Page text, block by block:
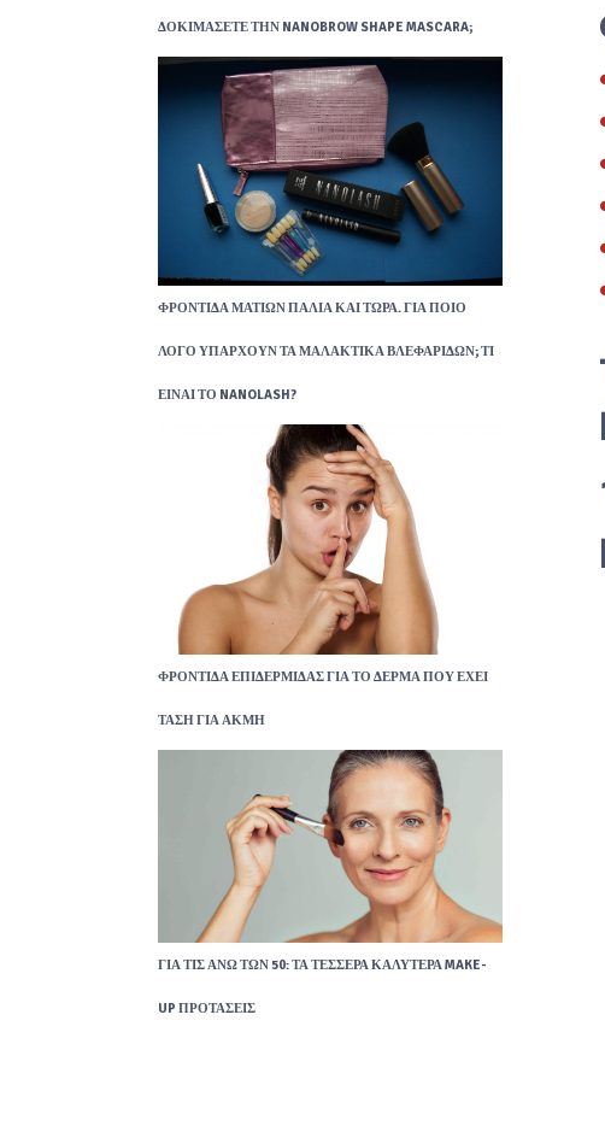
ΔΟΚΙΜΆΣΕΤΕ ΤΗΝ NANOBROW SHAPE MASCARA;
ΦΡΟΝΤΊΔΑ ΜΑΤΙΏΝ ΠΑΛΙΆ ΚΑΙ ΤΏΡΑ. ΓΙΑ ΠΟΙΟ
ΛΌΓΟ ΥΠΆΡΧΟΥΝ ΤΑ ΜΑΛΑΚΤΙΚΆ ΒΛΕΦΑΡΊΔΩΝ; ΤΙ
ΕΊΝΑΙ ΤΟ NANOLASH?
ΦΡΟΝΤΊΔΑ ΕΠΙΔΕΡΜΊΔΑΣ ΓΙΑ ΤΟ ΔΈΡΜΑ ΠΟΥ ΈΧΕΙ
ΤΆΣΗ ΓΙΑ ΑΚΜΉ
ΓΙΑ ΤΙΣ ΆΝΩ ΤΩΝ 50: ΤΑ ΤΈΣΣΕΡΑ ΚΑΛΎΤΕΡΑ MAKE-
UP ΠΡΟΤΆΣΕΙΣ